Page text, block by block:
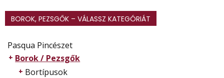
BOROK, PEZSGŐK – VÁLASSZ KATEGÓRIÁT
Pasqua Pincészet
Borok / Pezsgők
Bortípusok